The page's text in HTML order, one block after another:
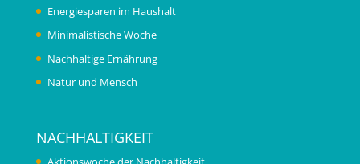
Energiesparen im Haushalt
Minimalistische Woche
Nachhaltige Ernährung
Natur und Mensch
NACHHALTIGKEIT